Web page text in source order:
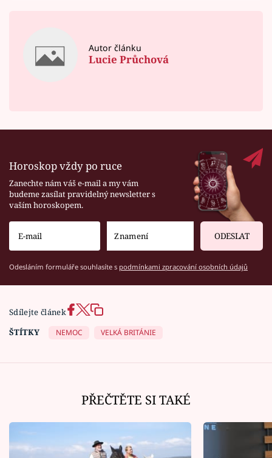
Autor článku
Lucie Průchová
Horoskop vždy po ruce
Zanechte nám váš e-mail a my vám
budeme zasílat pravidelný newsletter s
vaším horoskopem.
ODESLAT
Odesláním formuláře souhlasíte s podmínkami zpracování osobních údajů
Sdílejte článek
ŠTÍTKY
NEMOC VELKÁ BRITÁNIE
PŘEČTĚTE SI TAKÉ